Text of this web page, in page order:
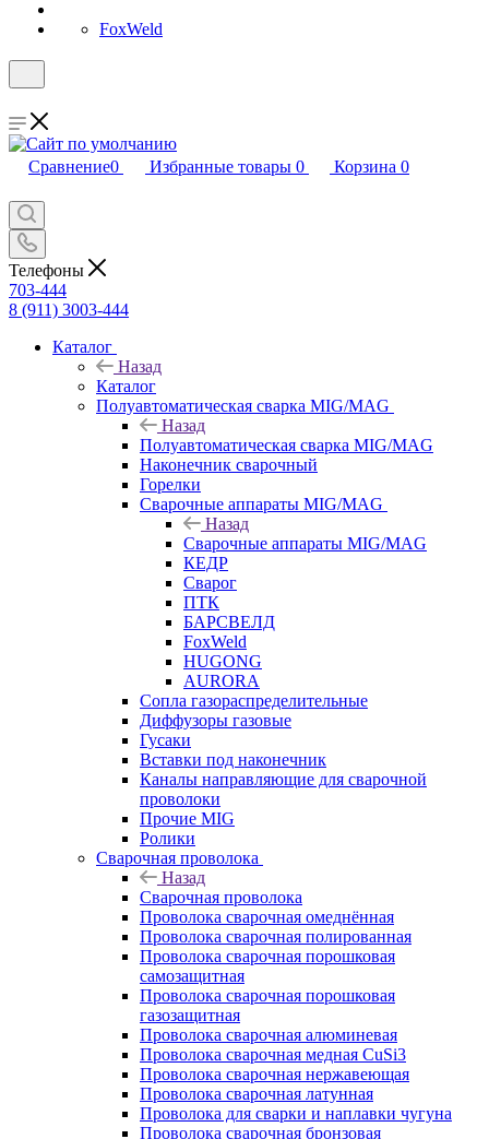
FoxWeld
Сравнение0 Избранные товары 0 Корзина 0
Телефоны
703-444
8 (911) 3003-444
Каталог
Назад
Каталог
Полуавтоматическая сварка MIG/MAG
Назад
Полуавтоматическая сварка MIG/MAG
Наконечник сварочный
Горелки
Сварочные аппараты MIG/MAG
Назад
Сварочные аппараты MIG/MAG
КЕДР
Сварог
ПТК
БАРСВЕЛД
FoxWeld
HUGONG
AURORA
Сопла газораспределительные
Диффузоры газовые
Гусаки
Вставки под наконечник
Каналы направляющие для сварочной
проволоки
Прочие MIG
Ролики
Cварочная проволока
Назад
Cварочная проволока
Проволока сварочная омеднённая
Проволока сварочная полированная
Проволока сварочная порошковая
самозащитная
Проволока сварочная порошковая
газозащитная
Проволока сварочная алюминевая
Проволока сварочная медная CuSi3
Проволока сварочная нержавеющая
Проволока сварочная латунная
Проволока для сварки и наплавки чугуна
Проволока сварочная бронзовая